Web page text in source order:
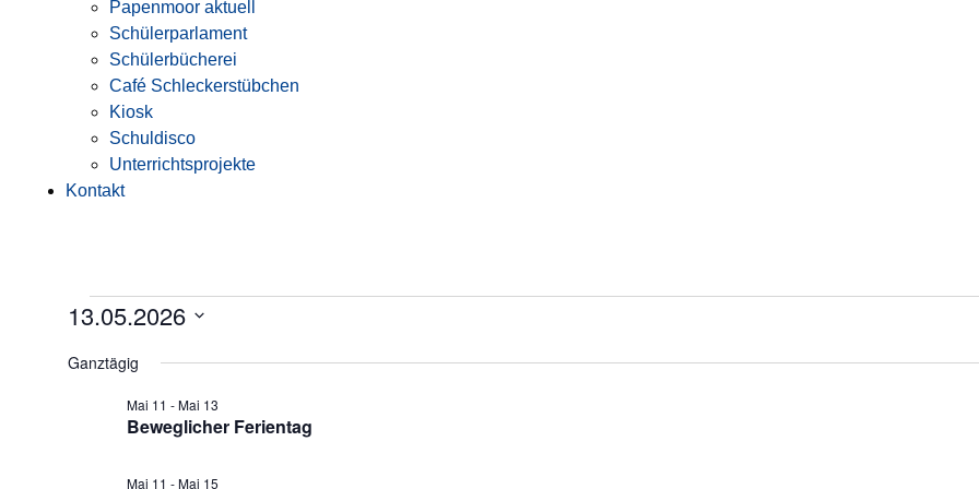
Papenmoor aktuell
Schülerparlament
Schülerbücherei
Café Schleckerstübchen
Kiosk
Schuldisco
Unterrichtsprojekte
Kontakt
13.05.2026
wählen.
Ganztägig
Beweglicher Ferientag
Mai 11 -Mai 13
Mai 11 -Mai 15